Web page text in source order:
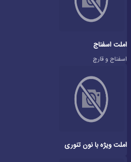
املت اسفناج
اسفناج و قارچ
املت ویژه با نون تنوری